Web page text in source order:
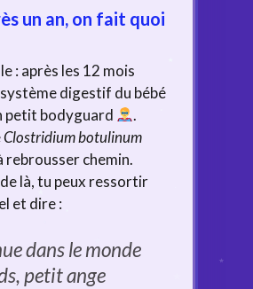
un an, on fait quoi
: après les 12 mois
digestif du bébé
petit bodyguard
.
Clostridium botulinum
rebrousser chemin.
là, tu peux ressortir
et dire :
dans le monde
petit ange